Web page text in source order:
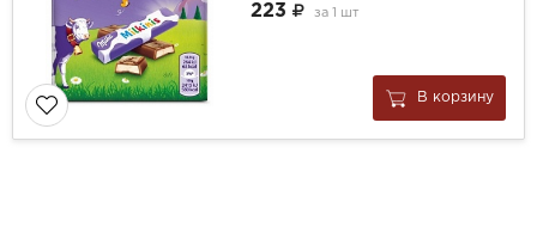
223
за 1 шт
В корзину